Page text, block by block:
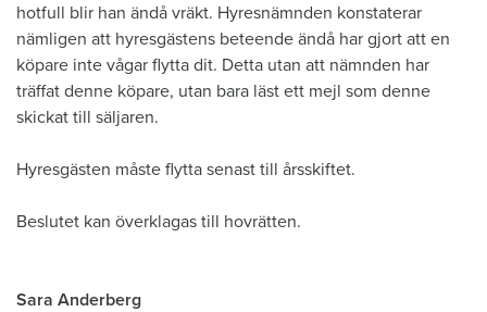
hotfull blir han ändå vräkt. Hyresnämnden konstaterar
nämligen att hyresgästens beteende ändå har gjort att en
köpare inte vågar flytta dit. Detta utan att nämnden har
träffat denne köpare, utan bara läst ett mejl som denne
skickat till säljaren.
Hyresgästen måste flytta senast till årsskiftet.
Beslutet kan överklagas till hovrätten.
Sara Anderberg